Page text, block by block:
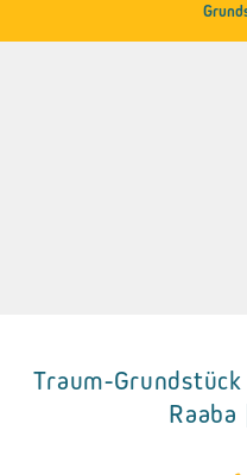
Details zum Objekt
Traum-